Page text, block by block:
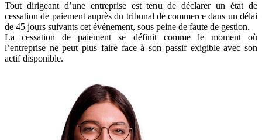
Tout dirigeant d’une entreprise est tenu de déclarer un état de
cessation de paiement auprès du tribunal de commerce dans un délai
de 45 jours suivants cet événement, sous peine de faute de gestion.
La cessation de paiement se définit comme le moment où
l’entreprise ne peut plus faire face à son passif exigible avec son
actif disponible.